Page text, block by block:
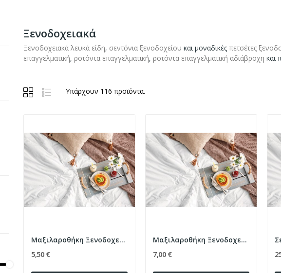
Ξενοδοχειακά
Ξενοδοχειακά λευκά είδη, σεντόνια ξενοδοχείου και μοναδικές πετσέτες
επαγγελματική, ροτόντα επαγγελματική, ροτόντα επαγγελματική αδιάβροχη και
Υπάρχουν 116 προϊόντα.
Μαξιλαροθήκη Ξενοδοχείου 5-Star 300tc Satin...
5,50 €
Μαξιλαροθήκη Ξενοδοχείου Oxford 5-Star 300tc...
7,00 €